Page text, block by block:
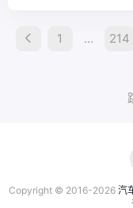
Posts
1 … 214
Copyright © 2016-2026 汽